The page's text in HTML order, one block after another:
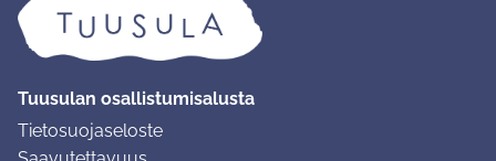
Tuusulan osallistumisalusta
Tietosuojaseloste